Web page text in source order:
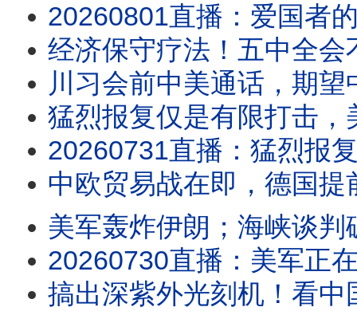
20260801直播：爱国者的事川普果然变了；美伊上演激烈嘴炮对轰；伊朗宣布断海峡
经济保守疗法！五中全
川习会前中美通话，期
猛烈报复仅是有限打击，美媒：
20260731直播：猛烈报复仅是有限打击，美媒：川普无能狂怒，美国面临战略失败
中欧贸易战在即，德国
美军轰炸伊朗；海峡谈判破局
20260730直播：美军正在轰炸伊朗；海峡谈判破局，伊朗开始精准打击油
搞出深紫外光刻机！看中